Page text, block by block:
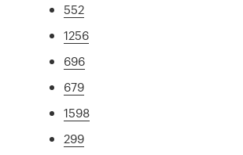
552
1256
696
679
1598
299